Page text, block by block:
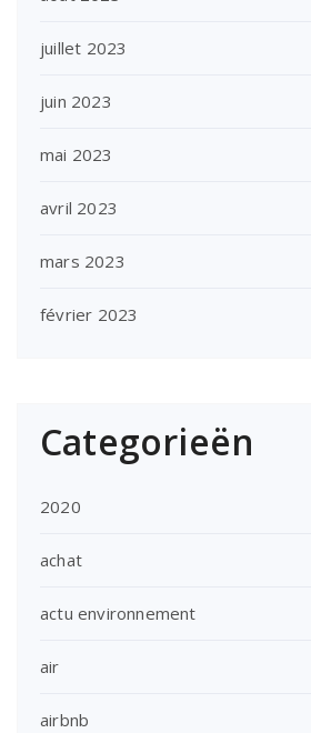
juillet 2023
juin 2023
mai 2023
avril 2023
mars 2023
février 2023
Categorieën
2020
achat
actu environnement
air
airbnb